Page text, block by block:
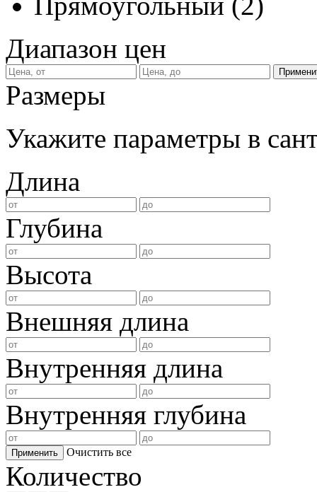
Диапазон цен
Размеры
Укажите параметры в
Длина
Глубина
Высота
Внешняя длина
Внутренняя длина
Внутренняя глубина
Применить Очистить все
Количество